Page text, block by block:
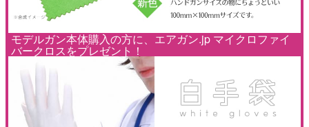
モデルガン本体購入の方に、エアガン.jp マイクロファイ
バークロスをプレゼント！